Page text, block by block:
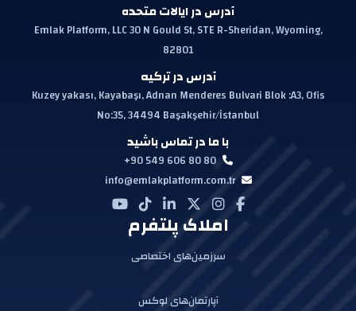
آدرس در ایالات متحده
Emlak Platform, LLC 30 N Gould St, STE R-Sheridan, Wyoming,
82801
آدرس در ترکیه
Kuzey yakası, Kayabaşı, Adnan Menderes Bulvari Blok :A3, Ofis
No:35, 34494 Başakşehir/İstanbul
با ما در تماس باشید
+90 549 606 80 80
info@emlakplatform.com.tr
املاک پلتفرم
سرزمین‌های اختصاصی
آپارتمان‌های لوکس